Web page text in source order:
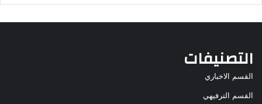
التصنيفات
القسم الاخباري
القسم الترفيهي